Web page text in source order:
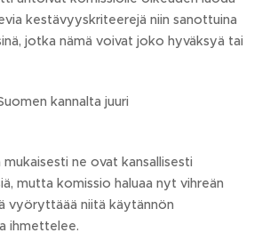
kestävyyskriteerejä niin sanottuina
jotka nämä voivat joko hyväksyä tai
kannalta juuri
ne ovat kansallisesti
mutta komissio haluaa nyt vihreän
vyöryttäää niitä käytännön
ihmettelee.